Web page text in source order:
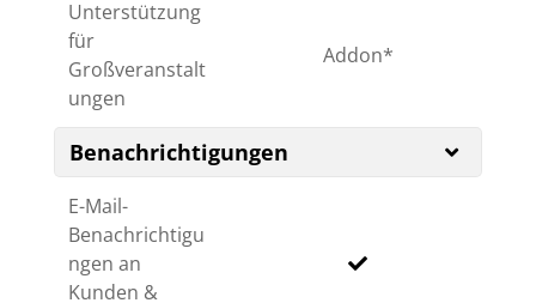
Unterstützung
für
Großveranstalt
ungen
Addon
Benachrichtigungen
E-Mail-
Benachrichtigu
ngen an
Kunden &